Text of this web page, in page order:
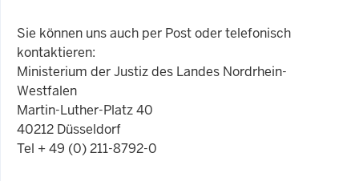
Sie können uns auch per Post oder telefonisch
kontaktieren:
Ministerium der Justiz des Landes Nordrhein-
Westfalen
Martin-Luther-Platz 40
40212 Düsseldorf
Tel + 49 (0) 211-8792-0